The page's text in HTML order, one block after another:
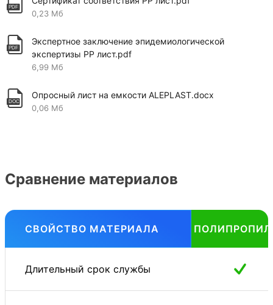
0,23 Мб
Экспертное заключение эпидемиологической
экспертизы PP лист.pdf
6,99 Мб
Опросный лист на емкости ALEPLAST.docx
0,06 Мб
Сравнение материалов
СВОЙСТВО МАТЕРИАЛА
Длительный срок службы